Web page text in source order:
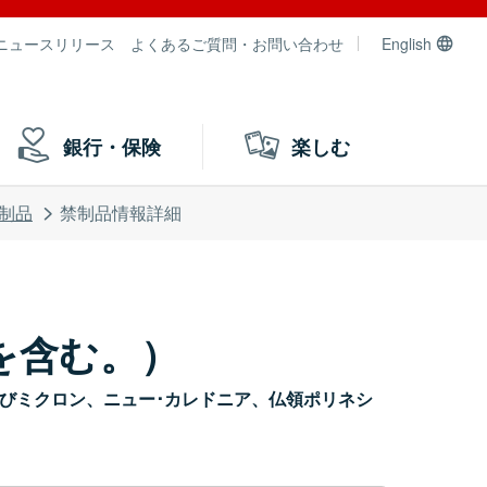
ュースリリース よくあるご質問・お問い合わせ English
銀行・保険 楽しむ
品 禁制品情報詳細
む。）
クロン、ニュー･カレドニア、仏領ポリネシ